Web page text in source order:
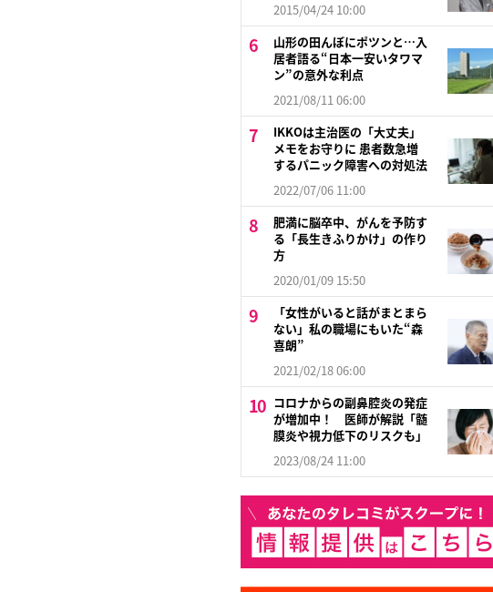
2015/04/24 10:00
山形の田んぼにポツンと…入
居者語る“日本一安いタワマ
ン”の意外な利点
2021/08/11 06:00
IKKOは主治医の「大丈夫」
メモをお守りに 患者数急増
するパニック障害への対処法
2022/07/06 11:00
肥満に脳卒中、がんを予防す
る「長生きふりかけ」の作り
方
2020/01/09 15:50
「女性がいると話がまとまら
ない」私の職場にもいた“森
喜朗”
2021/02/18 06:00
コロナからの副鼻腔炎の発症
が増加中！ 医師が解説「髄
膜炎や視力低下のリスクも」
2023/08/24 11:00